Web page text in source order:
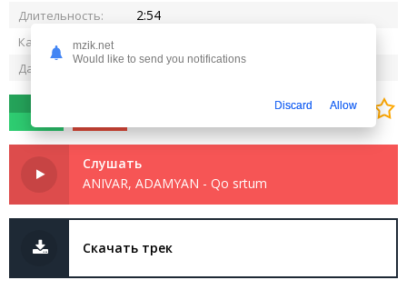
Длительность: 2:54
Качество:
Дата релиза: 18.06.2025
Слушать
ANIVAR, ADAMYAN - Qo srtum
Скачать трек
mzik.net
Would like to send you notifications
Discard Allow